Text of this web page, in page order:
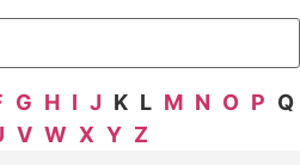
G H I J K L M N O P Q
V W X Y Z